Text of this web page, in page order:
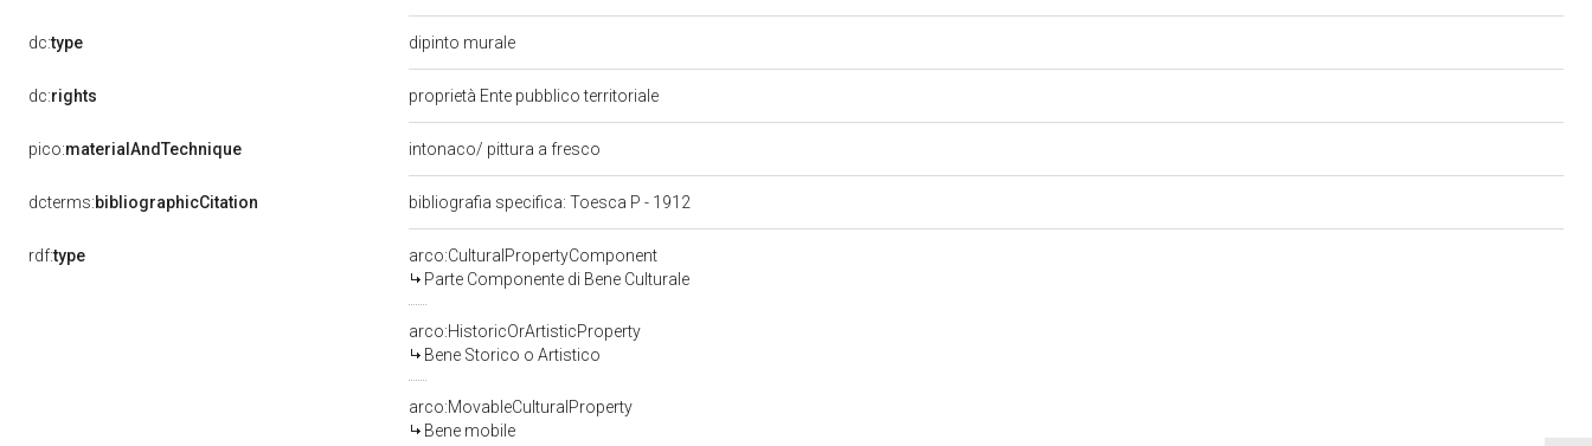
dc:type dipinto murale
dc:rights proprietà Ente pubblico territoriale
pico:materialAndTechnique intonaco/ pittura a fresco
dcterms:bibliographicCitation bibliografia specifica: Toesca P - 1912
rdf:type
arco:CulturalPropertyComponent
Parte Componente di Bene Culturale
arco:HistoricOrArtisticProperty
Bene Storico o Artistico
arco:MovableCulturalProperty
Bene mobile